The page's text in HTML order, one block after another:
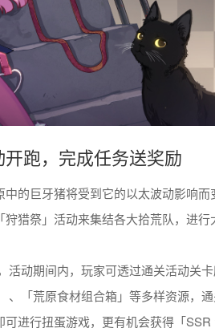
跑，完成任务送奖励
巨牙猪将受到它的以太波动影响而
猎祭」活动来集结各大拾荒队，进
动期间内，玩家可透过通关活动关
「荒原食材组合箱」等多样资源，
进行扭蛋游戏，更有机会获得「